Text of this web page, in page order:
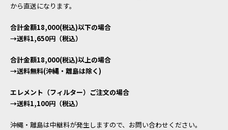
から直送になります。
合計金額18,000(税込)以下の場合
→送料1,650円（税込）
合計金額18,000(税込)以上の場合
→送料無料(沖縄・離島は除く)
エレメント（フィルター）ご注文の場合
→送料1,100円（税込）
沖縄・離島は中継料が発生しますので、お問い合わせください。